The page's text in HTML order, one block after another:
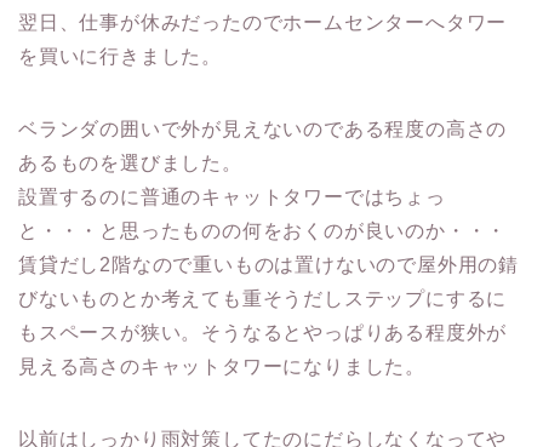
翌日、仕事が休みだったのでホームセンターへタワー
を買いに行きました。
ベランダの囲いで外が見えないのである程度の高さの
あるものを選びました。
設置するのに普通のキャットタワーではちょっ
と・・・と思ったものの何をおくのが良いのか・・・
賃貸だし2階なので重いものは置けないので屋外用の錆
びないものとか考えても重そうだしステップにするに
もスペースが狭い。そうなるとやっぱりある程度外が
見える高さのキャットタワーになりました。
以前はしっかり雨対策してたのにだらしなくなってや